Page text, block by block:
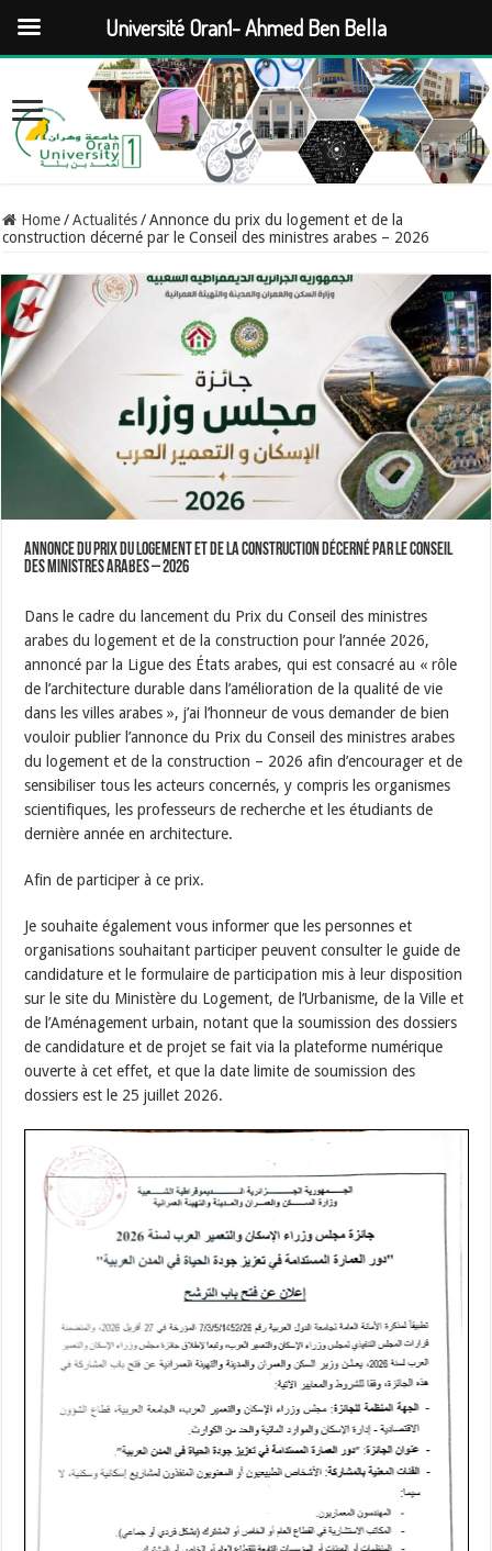
Home / Actualités / Annonce du prix du logement et de la
construction décerné par le Conseil des ministres arabes – 2026
Annonce du prix du logement et de la construction décerné par le Conseil
des ministres arabes – 2026
Dans le cadre du lancement du Prix du Conseil des ministres
arabes du logement et de la construction pour l’année 2026,
annoncé par la Ligue des États arabes, qui est consacré au « rôle
de l’architecture durable dans l’amélioration de la qualité de vie
dans les villes arabes », j’ai l’honneur de vous demander de bien
vouloir publier l’annonce du Prix du Conseil des ministres arabes
du logement et de la construction – 2026 afin d’encourager et de
sensibiliser tous les acteurs concernés, y compris les organismes
scientifiques, les professeurs de recherche et les étudiants de
dernière année en architecture.
Afin de participer à ce prix.
Je souhaite également vous informer que les personnes et
organisations souhaitant participer peuvent consulter le guide de
candidature et le formulaire de participation mis à leur disposition
sur le site du Ministère du Logement, de l’Urbanisme, de la Ville et
de l’Aménagement urbain, notant que la soumission des dossiers
de candidature et de projet se fait via la plateforme numérique
ouverte à cet effet, et que la date limite de soumission des
dossiers est le 25 juillet 2026.
Université Oran1- Ahmed Ben Bella